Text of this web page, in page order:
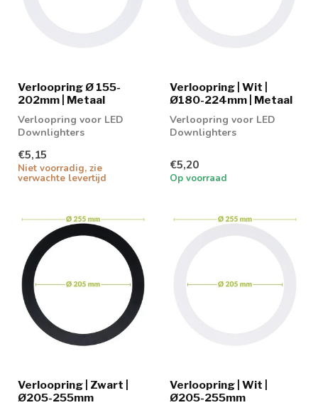
Verloopring Ø 155-
202mm | Metaal
Verloopring voor LED
Downlighters
€5,15
Niet voorradig, zie
verwachte levertijd
Verloopring | Wit |
Ø180-224mm | Metaal
Verloopring voor LED
Downlighters
€5,20
Op voorraad
Verloopring | Zwart |
Ø205-255mm
Verloopring | Wit |
Ø205-255mm